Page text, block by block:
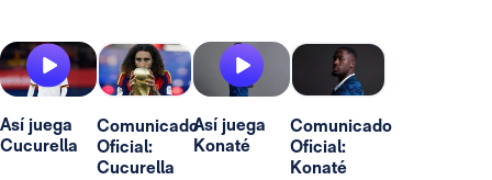
Así juega
Cucurella
Comunicado
Oficial:
Cucurella
Así juega
Konaté
Comunicado
Oficial:
Konaté